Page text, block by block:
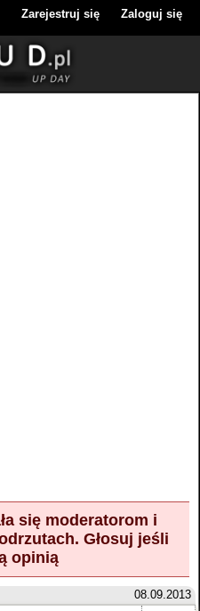
Zarejestruj się Zaloguj się
się moderatorom i
Głosuj jeśli
opinią
08.09.2013